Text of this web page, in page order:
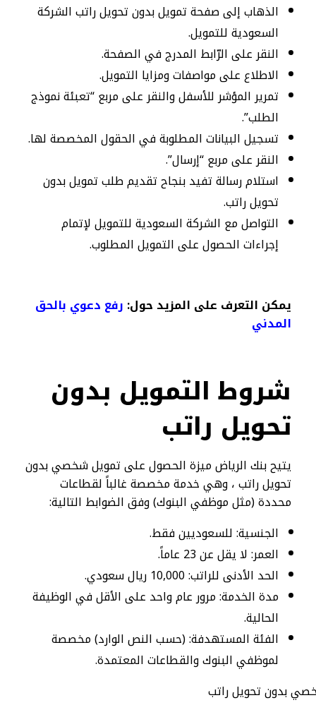
الذهاب إلى صفحة تمويل بدون تحويل راتب الشركة
السعودية للتمويل.
النقر على الرّابط المدرج في الصفحة.
الاطلاع على مواصفات ومزايا التمويل.
تمرير المؤشر للأسفل والنقر على مربع “تعبئة نموذج
الطلب”.
تسجيل البيانات المطلوبة في الحقول المخصصة لها.
النقر على مربع “إرسال”.
استلام رسالة تفيد بنجاح تقديم طلب تمويل بدون
تحويل راتب.
التواصل مع الشركة السعودية للتمويل لإتمام
إجراءات الحصول على التمويل المطلوب.
يمكن التعرف على المزيد حول: رفع دعوي بالحق
المدني
شروط التمويل بدون
تحويل راتب
يتيح بنك الرياض ميزة الحصول على تمويل شخصي بدون
تحويل راتب ، وهي خدمة مخصصة غالباً لقطاعات
محددة (مثل موظفي البنوك) وفق الضوابط التالية:
الجنسية: للسعوديين فقط.
العمر: لا يقل عن 23 عاماً.
الحد الأدنى للراتب: 10,000 ريال سعودي.
مدة الخدمة: مرور عام واحد على الأقل في الوظيفة
الحالية.
الفئة المستهدفة: (حسب النص الوارد) مخصصة
لموظفي البنوك والقطاعات المعتمدة.